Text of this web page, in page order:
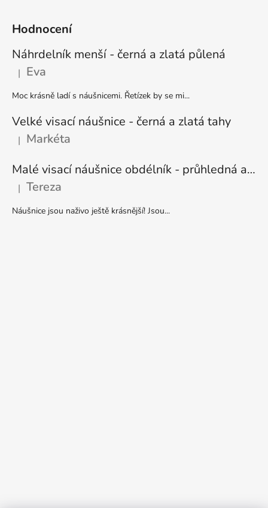
Hodnocení
Náhrdelník menší - černá a zlatá půlená
Hodnocení produktu je 5 z 5 hvězdiček.
| Eva
Moc krásně ladí s náušnicemi. Řetízek by se mi...
Velké visací náušnice - černá a zlatá tahy
Hodnocení produktu je 5 z 5 hvězdiček.
| Markéta
Malé visací náušnice obdélník - průhledná a stříbrná
Hodnocení produktu je 5 z 5 hvězdiček.
| Tereza
Náušnice jsou naživo ještě krásnější! Jsou...